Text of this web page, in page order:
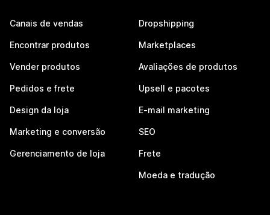
Canais de vendas
Encontrar produtos
Vender produtos
Pedidos e frete
Design da loja
Marketing e conversão
Gerenciamento de loja
Dropshipping
Marketplaces
Avaliações de produtos
Upsell e pacotes
E-mail marketing
SEO
Frete
Moeda e tradução